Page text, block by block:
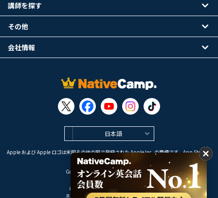
日本語
Apple および Apple ロゴは米国その他の国で登録された Apple Inc. の商標です。App Store は
Apple Inc. のサービスマークです。
Google Play は Google LLC の商標です。
Copyright © 2026 オンライン英会話
ネイティブキャンプ All Rights Reserved.
講師を探す
その他
会社情報